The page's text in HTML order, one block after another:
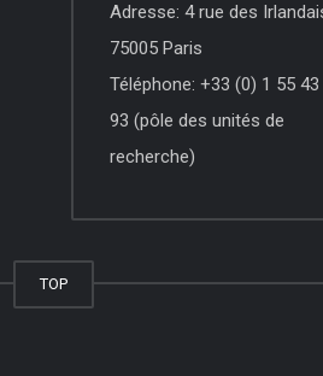
Adresse: 4 rue des
75005 Paris
Téléphone: +33 (0) 1 55 43
93 (pôle des unités de
recherche)
TOP